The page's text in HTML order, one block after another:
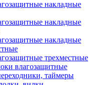
накладные
накладные
накладные
трехместные
влагозащитные
таймеры